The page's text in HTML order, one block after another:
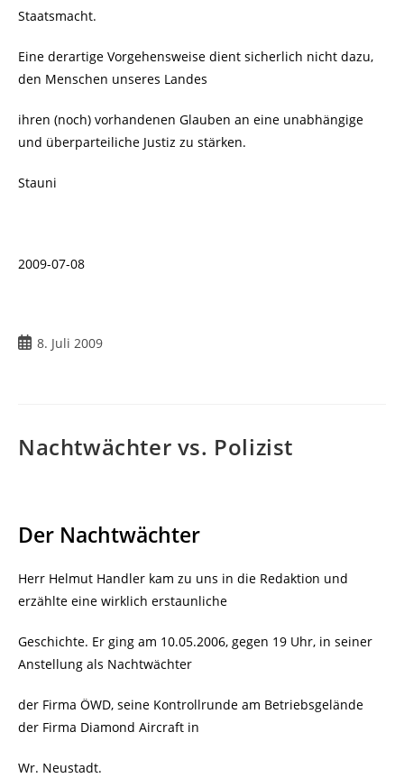
Staatsmacht.
Eine derartige Vorgehensweise dient sicherlich nicht dazu,
den Menschen unseres Landes
ihren (noch) vorhandenen Glauben an eine unabhängige
und überparteiliche Justiz zu stärken.
Stauni
2009-07-08
Beitrag
8. Juli 2009
Nachtwächter vs. Polizist
Der Nachtwächter
Herr Helmut Handler kam zu uns in die Redaktion und
erzählte eine wirklich erstaunliche
Geschichte. Er ging am 10.05.2006, gegen 19 Uhr, in seiner
Anstellung als Nachtwächter
der Firma ÖWD, seine Kontrollrunde am Betriebsgelände
der Firma Diamond Aircraft in
Wr. Neustadt.